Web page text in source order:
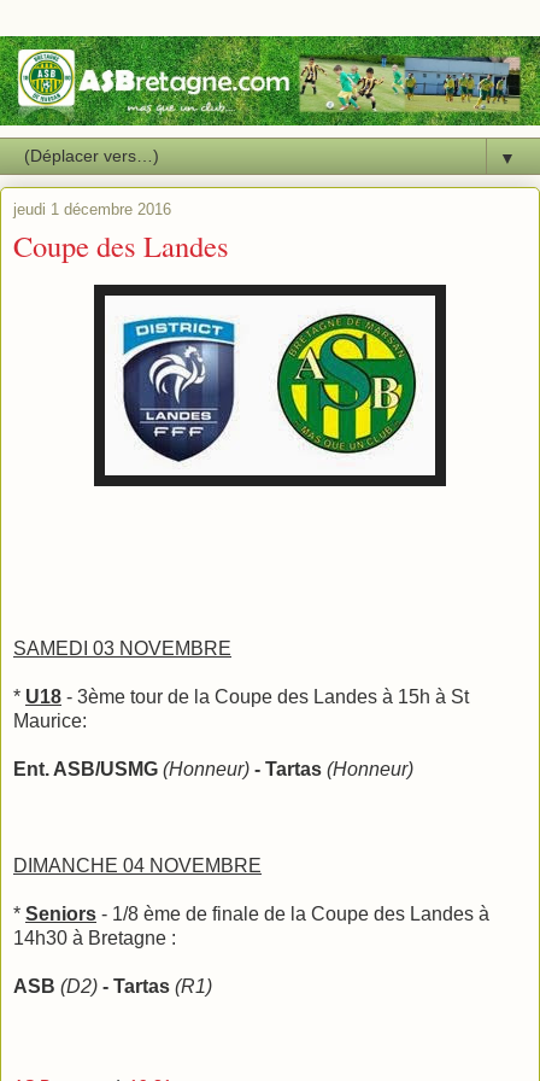
▼
jeudi 1 décembre 2016
Coupe des Landes
SAMEDI 03 NOVEMBRE
* U18 - 3ème tour de la Coupe des Landes à 15h à St
Maurice:
Ent. ASB/USMG (Honneur) - Tartas (Honneur)
DIMANCHE 04 NOVEMBRE
* Seniors - 1/8 ème de finale de la Coupe des Landes à
14h30 à Bretagne :
ASB (D2) - Tartas (R1)